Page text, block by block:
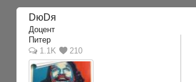
DюDя
Доцент
Питер
1.1K
210